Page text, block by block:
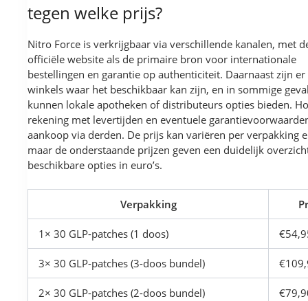
tegen welke prijs?
Nitro Force is verkrijgbaar via verschillende kanalen, met
officiële website als de primaire bron voor internationale
bestellingen en garantie op authenticiteit. Daarnaast zijn
winkels waar het beschikbaar kan zijn, en in sommige
kunnen lokale apotheken of distributeurs opties bieden.
rekening met levertijden en eventuele
aankoop via derden. De prijs kan variëren per verpakking
maar de onderstaande prijzen geven een duidelijk
beschikbare opties in euro’s.
Verpakking
1× 30 GLP-patches (1 doos)
3× 30 GLP-patches (3-doos bundel)
2× 30 GLP-patches (2-doos bundel)